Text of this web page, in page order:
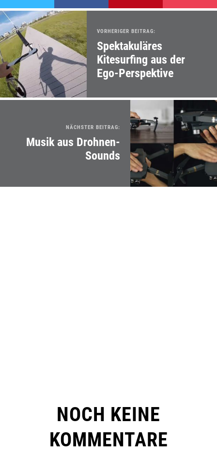
VORHERIGER BEITRAG:
Spektakuläres
Kitesurfing aus der
Ego-Perspektive
NÄCHSTER BEITRAG:
Musik aus Drohnen-
Sounds
NOCH KEINE
KOMMENTARE